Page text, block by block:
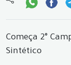
Começa 2°
Sintético